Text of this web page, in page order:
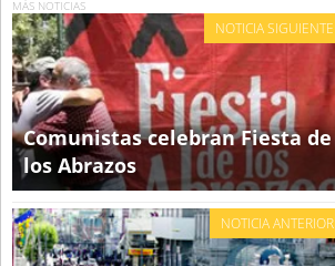
MÁS NOTICIAS
NOTICIA SIGUIENTE
Comunistas celebran Fiesta de
los Abrazos
NOTICIA ANTERIOR